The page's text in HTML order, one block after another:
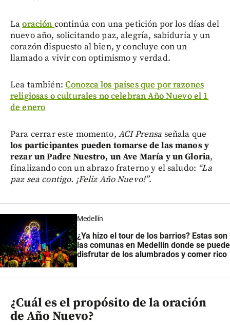
Laoración continúa con una petición por los días del
nuevo año, solicitando paz, alegría, sabiduría y un
corazón dispuesto al bien, y concluye con un
llamado a vivir con optimismo y verdad.
Lea también: Conozca los países que por razones
religiosas o culturales no celebran Año Nuevo el 1
de enero
Para cerrar este momento, ACI Prensa señala que
los participantes pueden tomarse de las manos y
rezar un Padre Nuestro, un Ave María y un Gloria,
finalizando con un abrazo fraterno y el saludo: “La
paz sea contigo. ¡Feliz Año Nuevo!”.
Medellín
¿Ya hizo el tour de los barrios? Estas son
las comunas en Medellín donde se puede
disfrutar de los alumbrados y comer rico
¿Cuál es el propósito de la oración
de Año Nuevo?